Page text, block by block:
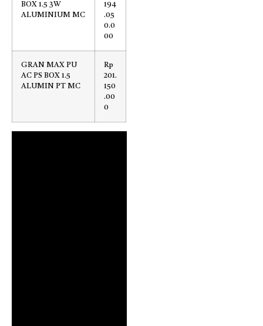
BOX 1.5 3W
ALUMINIUM MC
194
.05
0.0
00
GRAN MAX PU
AC PS BOX 1.5
ALUMIN PT MC
Rp
201.
150
.00
0